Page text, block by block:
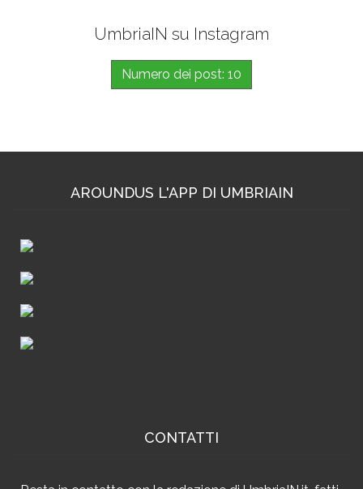
UmbriaIN su Instagram
Numero dei post: 10
AROUNDUS L'APP DI UMBRIAIN
CONTATTI